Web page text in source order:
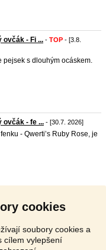
cookies
soubory cookies a
cílem vylepšení
ovčák - Fi ... - TOP - [3.8.
pejsek s dlouhým ocáskem.
ovčák - fe ... - [30.7. 2026]
- Qwerti’s Ruby Rose, je
ovčák – ná ...- [15.7. 2026]